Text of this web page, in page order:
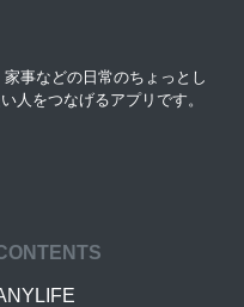
事などの日常のちょっとし
人をつなげるアプリです。